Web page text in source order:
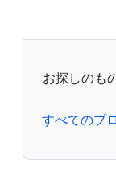
お探しのも
すべてのプ